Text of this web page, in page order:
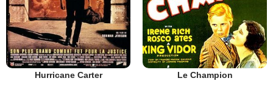
Hurricane Carter Le Champion